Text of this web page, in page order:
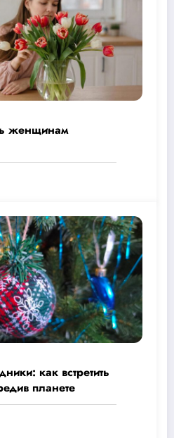
женщинам
как встретить
планете